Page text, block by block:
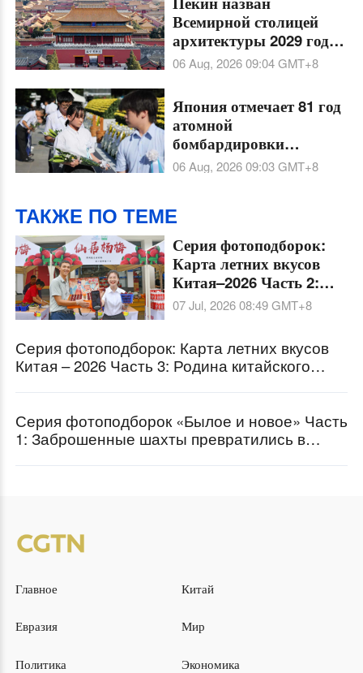
Всемирной столицей
архитектуры 2029 года
по решению ЮНЕСКО
союза архитекторов
06 Aug, 2026 09:04GMT+8
Япония отмечает 81 год
атомной
бомбардировки
американскими
06 Aug, 2026 09:03GMT+8
ТАКЖЕ ПО ТЕМЕ
Серия фотоподборок:
Карта летних вкусов
Китая–2026 Часть 2:
Родина китайской
восковницы
07 Jul, 2026 08:49GMT+8
Серия фотоподборок: Карта летних вкусов
Китая – 2026 Часть 3: Родина китайского
Серия фотоподборок «Былое и новое» Часть
1: Заброшенные шахты превратились в
Главное Китай
Евразия Мир
Политика Экономика